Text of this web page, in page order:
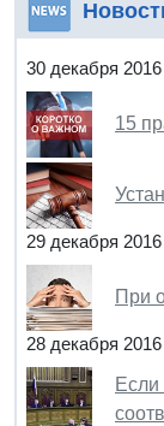
30 декабря 2016
15
29 декабря 2016
При
28 декабря 2016
Если